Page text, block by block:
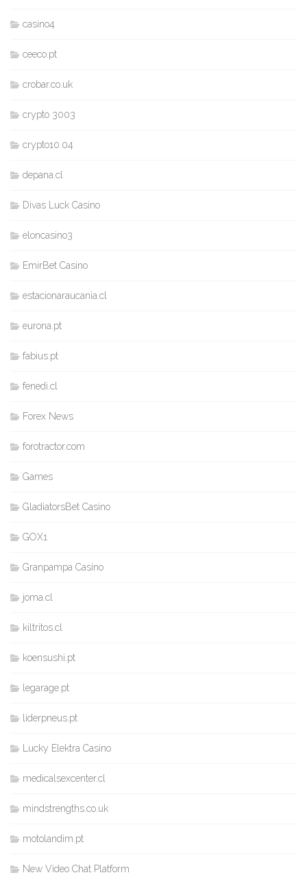
casino4
ceeco.pt
crobar.co.uk
crypto 3003
crypto10.04
depana.cl
Divas Luck Casino
eloncasino3
EmirBet Casino
estacionaraucania.cl
eurona.pt
fabius.pt
fenedi.cl
Forex News
forotractor.com
Games
GladiatorsBet Casino
GOX1
Granpampa Casino
joma.cl
kiltritos.cl
koensushi.pt
legarage.pt
liderpneus.pt
Lucky Elektra Casino
medicalsexcenter.cl
mindstrengths.co.uk
motolandim.pt
New Video Chat Platform